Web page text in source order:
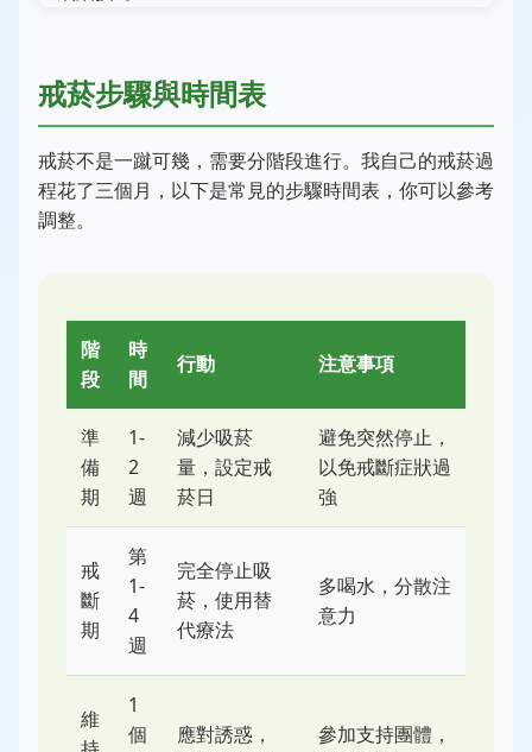
戒菸步驟與時間表
戒菸不是一蹴可幾，需要分階段進行。我自己的戒菸過
程花了三個月，以下是常見的步驟時間表，你可以參考
調整。
階
段
時
間
行動 注意事項
準
備
期
1-
2
週
減少吸菸
量，設定戒
菸日
避免突然停止，
以免戒斷症狀過
強
戒
斷
期
第
1-
4
週
完全停止吸
菸，使用替
代療法
多喝水，分散注
意力
維
1
個
應對誘惑，
參加支持團體，